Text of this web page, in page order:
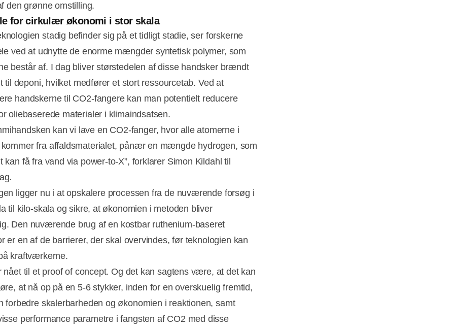
Annonce
den grønne omstilling.
for cirkulær økonomi i stor skala
stadig befinder sig på et tidligt stadie, ser forskerne
ved at udnytte de enorme mængder syntetisk polymer, som
består af. I dag bliver størstedelen af disse handsker brændt
til deponi, hvilket medfører et stort ressourcetab. Ved at
handskerne til CO2-fangere kan man potentielt reducere
oliebaserede materialer i klimaindsatsen.
kan vi lave en CO2-fanger, hvor alle atomerne i
fra affaldsmaterialet, pånær en mængde hydrogen, som
kan få fra vand via power-to-X”, forklarer Simon Kildahl til
ligger nu i at opskalere processen fra de nuværende forsøg i
til kilo-skala og sikre, at økonomien i metoden bliver
Den nuværende brug af en kostbar ruthenium-baseret
er en af de barrierer, der skal overvindes, før teknologien kan
kraftværkerne.
nået til et proof of concept. Og det kan sagtens være, at det kan
at nå op på en 5-6 stykker, inden for en overskuelig fremtid,
forbedre skalerbarheden og økonomien i reaktionen, samt
performance parametre i fangsten af CO2 med disse